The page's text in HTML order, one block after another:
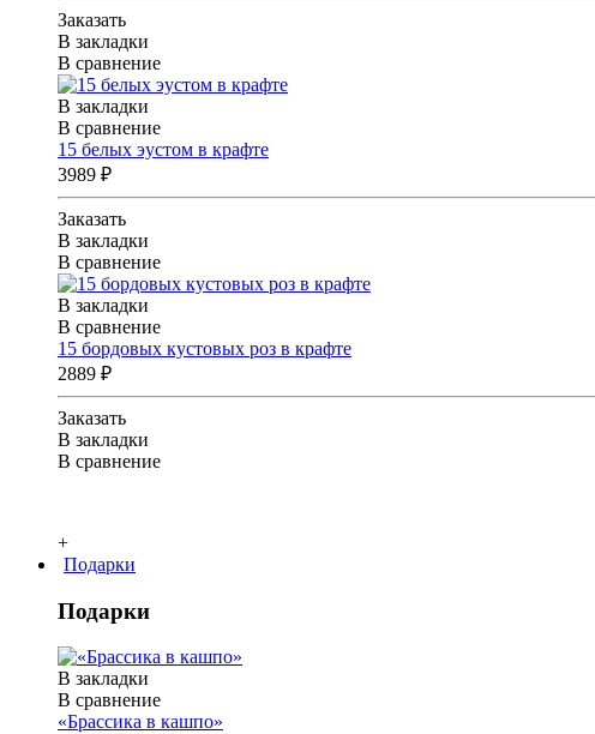
Заказать
В закладки
В сравнение
В закладки
В сравнение
15 белых эустом в крафте
3989 ₽
Заказать
В закладки
В сравнение
В закладки
В сравнение
15 бордовых кустовых роз в крафте
2889 ₽
Заказать
В закладки
В сравнение
+
Подарки
Подарки
В закладки
В сравнение
«Брассика в кашпо»